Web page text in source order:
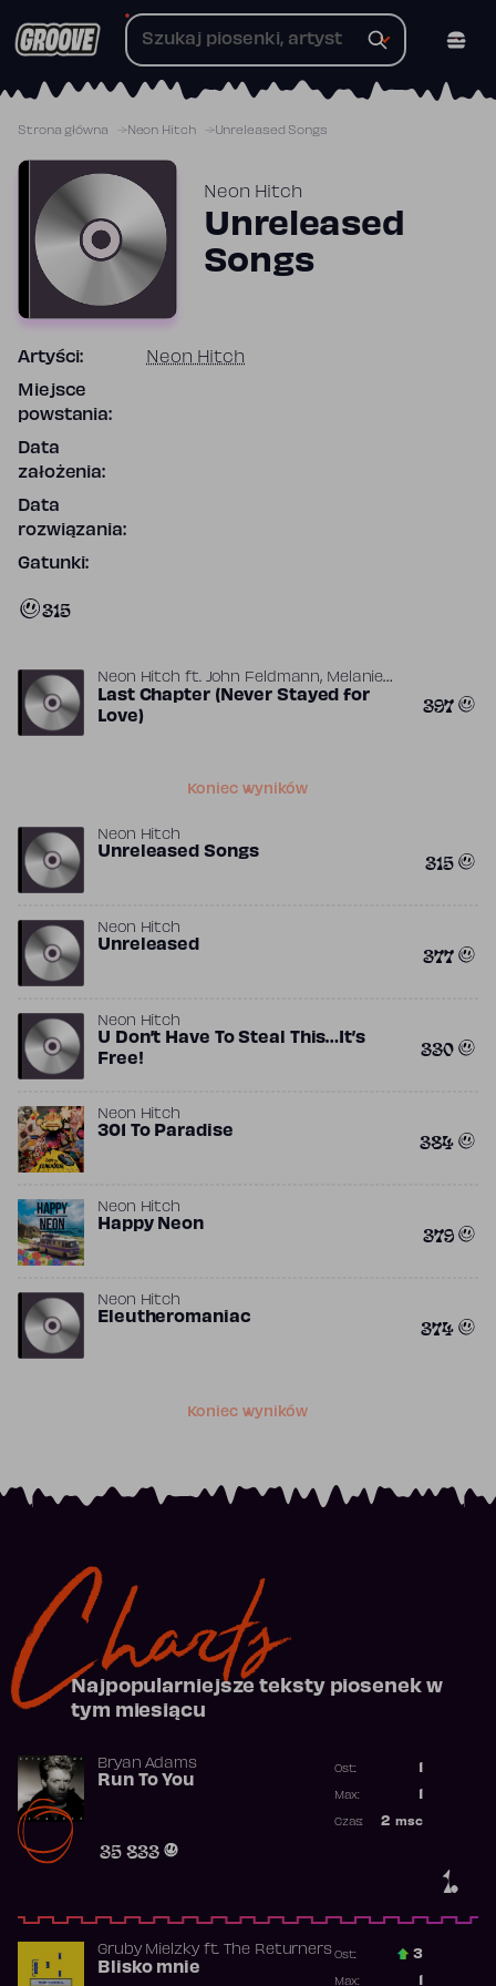
do
Strona główna Neon Hitch Unreleased Songs
Neon Hitch
Unreleased
Songs
Artyści: Neon Hitch
Miejsce
powstania:
Data
założenia:
Data
rozwiązania:
Gatunki:
315
Neon Hitch ft. John Feldmann, Melanie
Martinez
Last Chapter (Never Stayed for
Love)
397
Koniec wyników
Neon Hitch
Unreleased Songs 315
Neon Hitch
Unreleased 377
Neon Hitch
U Don’t Have To Steal This…It’s
Free!
330
Neon Hitch
301 To Paradise 384
Neon Hitch
Happy Neon 379
Neon Hitch
Eleutheromaniac 374
Koniec wyników
Charts
Najpopularniejsze teksty piosenek w
tym miesiącu
1.
Bryan Adams
Run To You
35 833
Ost.:
Max:
2 msc
Czas:
Gruby Mielzkyft. The Returners
Blisko mnie
Ost.:
3
Max: